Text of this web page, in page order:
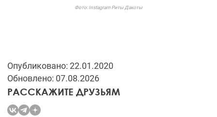
Фото: Instagram Риты Дакоты
Опубликовано: 22.01.2020
Обновлено: 07.08.2026
РАССКАЖИТЕ ДРУЗЬЯМ